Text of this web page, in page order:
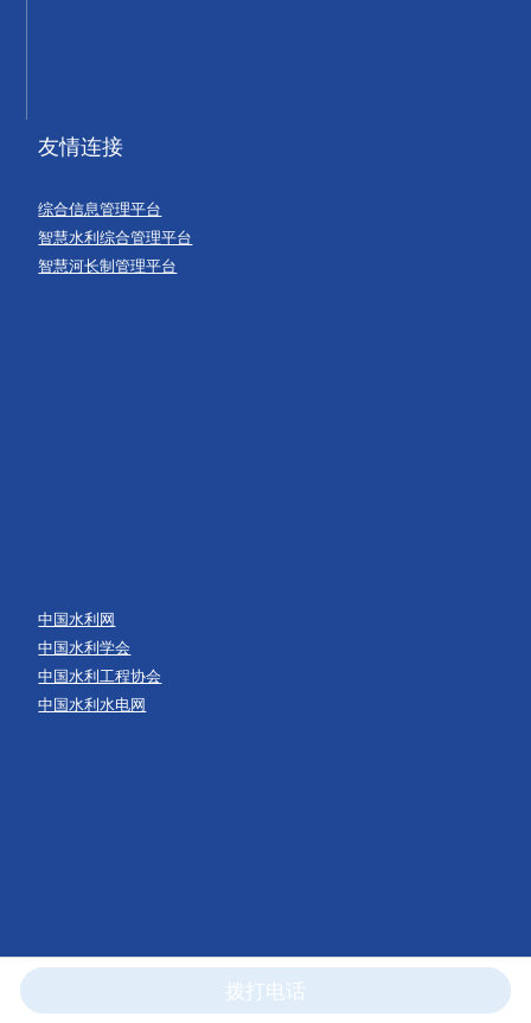
友情连接
综合信息管理平台
智慧水利综合管理平台
智慧河长制管理平台
中国水利网
中国水利学会
中国水利工程协会
中国水利水电网
蜀ICP备14008127号-1 川公网安备 51010502010163号
拨打电话